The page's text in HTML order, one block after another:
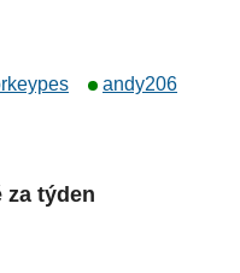
andy206
za týden